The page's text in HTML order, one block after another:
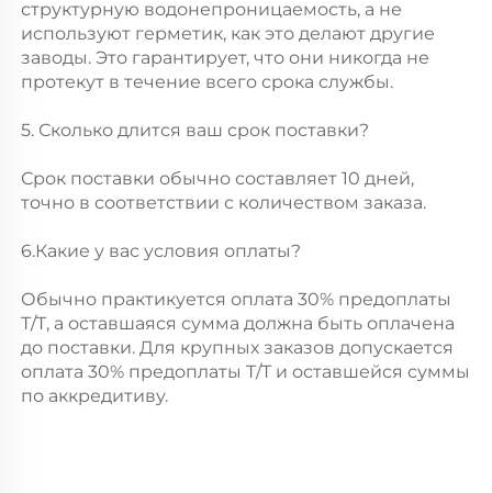
структурную водонепроницаемость, а не
используют герметик, как это делают другие
заводы. Это гарантирует, что они никогда не
протекут в течение всего срока службы.
5. Сколько длится ваш срок поставки?
Срок поставки обычно составляет 10 дней,
точно в соответствии с количеством заказа.
6.Какие у вас условия оплаты?
Обычно практикуется оплата 30% предоплаты
T/T, а оставшаяся сумма должна быть оплачена
до поставки. Для крупных заказов допускается
оплата 30% предоплаты T/T и оставшейся суммы
по аккредитиву.